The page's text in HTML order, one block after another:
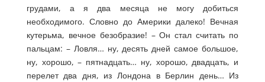
грудами, а я два месяца не могу добиться
необходимого. Словно до Америки далеко! Вечная
кутерьма, вечное безобразие! – Он стал считать по
пальцам: – Ловля… ну, десять дней самое большое,
ну, хорошо, – пятнадцать… ну, хорошо, двадцать, и
перелет два дня, из Лондона в Берлин день… Из